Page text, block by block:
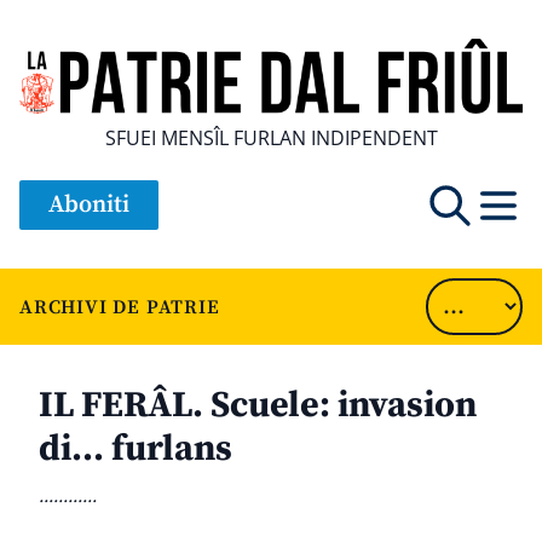
SFUEI MENSÎL FURLAN INDIPENDENT
Aboniti
ARCHIVI DE PATRIE
IL FERÂL. Scuele: invasion
di… furlans
............